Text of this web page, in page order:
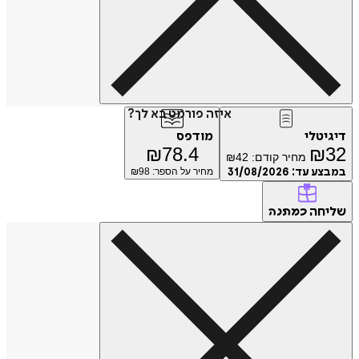
איזה פורמט בא לך?
דיגיטלי
₪32 מחיר קודם: ₪42
במבצע עד: 31/08/2026
מודפס
₪78.4
מחיר על הספר: ₪ 98
שליחה כמתנה